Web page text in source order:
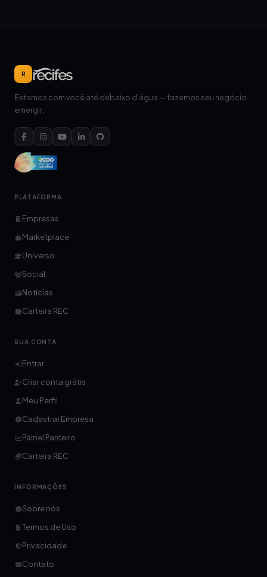
R
Estamos com você até debaixo d'água — fazemos seu negócio
emergir.
PLATAFORMA
Empresas
Marketplace
Universo
Social
Notícias
Carteira REC
SUA CONTA
Entrar
Criar conta grátis
Meu Perfil
Cadastrar Empresa
Painel Parceiro
Carteira REC
INFORMAÇÕES
Sobre nós
Termos de Uso
Privacidade
Contato